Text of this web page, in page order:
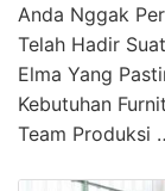
Anda Nggak
Telah Hadir
Elma Yang
Kebutuhan
Team Produksi